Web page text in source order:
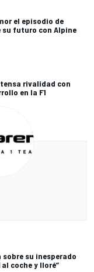
el episodio de
su futuro con Alpine
rivalidad con
en la F1
sobre su inesperado
al coche y lloré”